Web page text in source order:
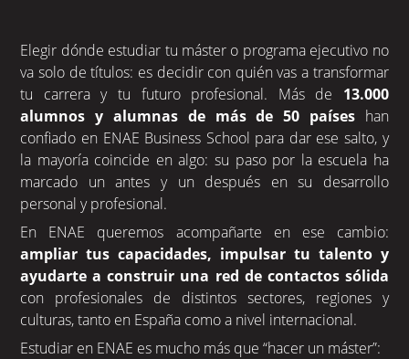
Elegir dónde estudiar tu máster o programa ejecutivo no
va solo de títulos: es decidir con quién vas a transformar
tu carrera y tu futuro profesional. Más de 13.000
alumnos y alumnas de más de 50 paíseshan
confiado en ENAE Business School para dar ese salto, y
la mayoría coincide en algo: su paso por la escuela ha
marcado un antes y un después en su desarrollo
personal y profesional.
En ENAE queremos acompañarte en ese cambio:
ampliar tus capacidades, impulsar tu talento y
ayudarte a construir una red de contactos sólida
con profesionales de distintos sectores, regiones y
culturas, tanto en España como a nivel internacional.
Estudiar en ENAE es mucho más que “hacer un máster”: